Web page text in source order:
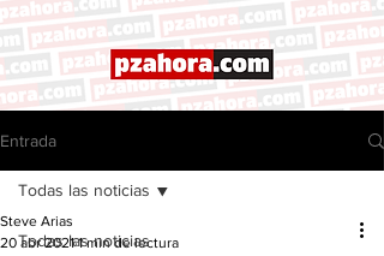
Entrada
Todas las noticias
Todas las noticias
Steve Arias
20 abr 2021 1 min de lectura